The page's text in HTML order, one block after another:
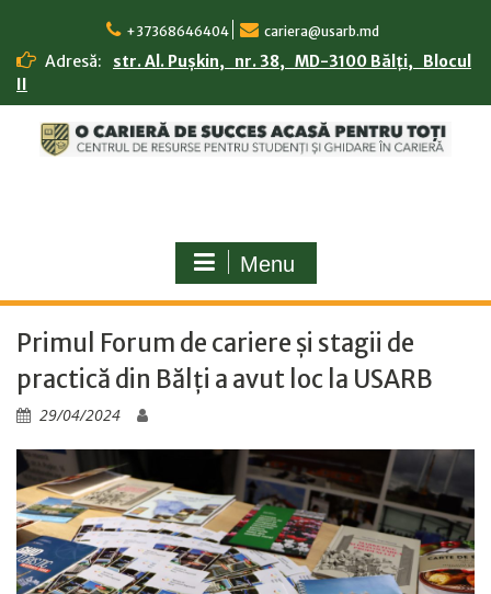
content
+37368646404 cariera@usarb.md
Adresă:
str. Al. Pușkin, nr. 38, MD-3100 Bălți, Blocul
II
Menu
Primul Forum de cariere și stagii de
practică din Bălți a avut loc la USARB
29/04/2024